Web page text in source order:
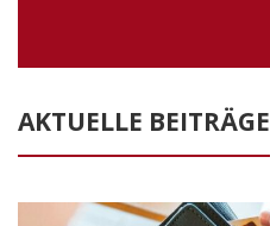
AKTUELLE BEITRÄGE